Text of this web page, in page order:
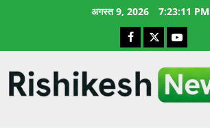
अगस्त 9, 2026 7:23:12 PM
Facebook
X YouTube